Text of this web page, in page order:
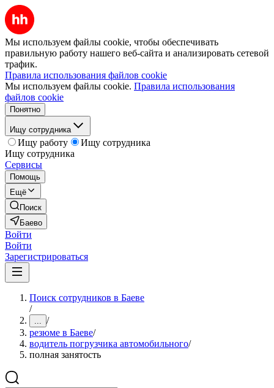
Мы используем файлы cookie, чтобы обеспечивать
правильную работу нашего веб-сайта и анализировать сетевой
трафик.
Правила использования файлов cookie
Мы используем файлы cookie. Правила использования
файлов cookie
Понятно
Ищу сотрудника
Ищу работу
Ищу сотрудника
Ищу сотрудника
Сервисы
Помощь
Ещё
Поиск
Баево
Войти
Войти
Зарегистрироваться
Поиск сотрудников в Баеве
/
... /
резюме в Баеве/
водитель погрузчика автомобильного/
полная занятость